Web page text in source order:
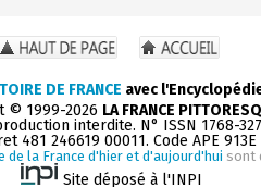
DE FRANCE avec
© 1999-2026 LA FRANCE
interdite. N° ISSN 1768-
481 246619 00011. Code APE 913E
de la France d'hier et d'aujourd'hui sont
Site déposé à l'INPI